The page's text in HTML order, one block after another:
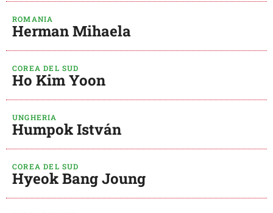
ROMANIA
Herman Mihaela
COREA DEL SUD
Ho Kim Yoon
UNGHERIA
Humpok István
COREA DEL SUD
Hyeok Bang Joung